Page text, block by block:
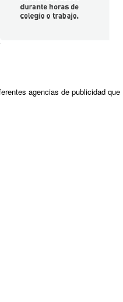
agencias de publicidad que